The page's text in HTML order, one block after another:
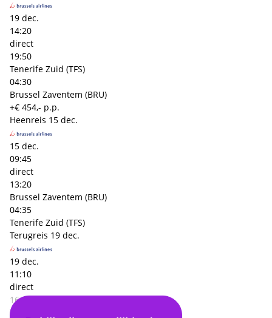
19 dec.
14:20
direct
19:50
Tenerife Zuid (TFS)
04:30
Brussel Zaventem (BRU)
+€ 454,- p.p.
Heenreis 15 dec.
15 dec.
09:45
direct
13:20
Brussel Zaventem (BRU)
04:35
Tenerife Zuid (TFS)
Terugreis 19 dec.
19 dec.
11:10
direct
16:35
Tenerife Zuid (TFS)